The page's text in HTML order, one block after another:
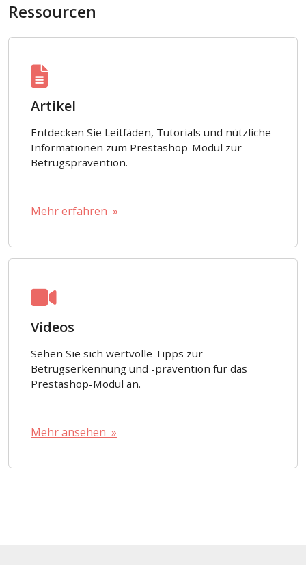
Ressourcen
Artikel
Entdecken Sie Leitfäden, Tutorials und nützliche
Informationen zum Prestashop-Modul zur
Betrugsprävention.
Mehr erfahren »
Videos
Sehen Sie sich wertvolle Tipps zur
Betrugserkennung und -prävention für das
Prestashop-Modul an.
Mehr ansehen »